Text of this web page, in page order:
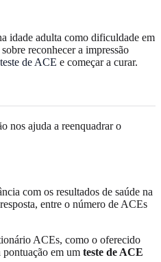
idade adulta como dificuldade em
reconhecer a impressão
de ACE e começar a curar.
nos ajuda a reenquadrar o
com os resultados de saúde na
entre o número de ACEs
ACEs, como o oferecido
pontuação em um teste de ACE